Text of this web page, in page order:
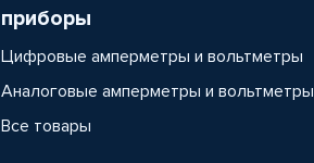
приборы
Цифровые амперметры и вольтметры
Аналоговые амперметры и вольтметры
Все товары